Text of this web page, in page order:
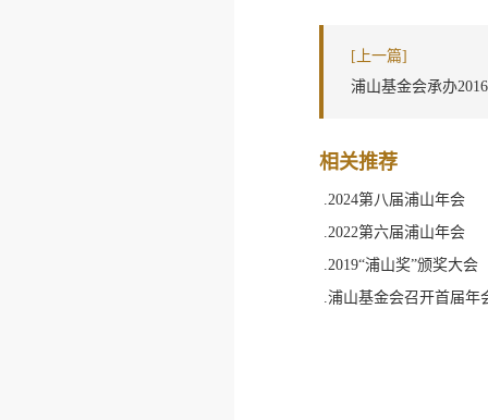
[上一篇]
浦山基金会承办
相关推荐
.2024第八届浦山年会
.2022第六届浦山年会
.2019“浦山奖”颁奖大会
.浦山基金会召开首届年